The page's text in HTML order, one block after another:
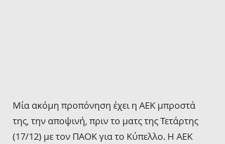
Μία ακόμη προπόνηση έχει η ΑΕΚ μπροστά
της, την αποψινή, πριν το ματς της Τετάρτης
(17/12) με τον ΠΑΟΚ για το Κύπελλο. Η ΑΕΚ